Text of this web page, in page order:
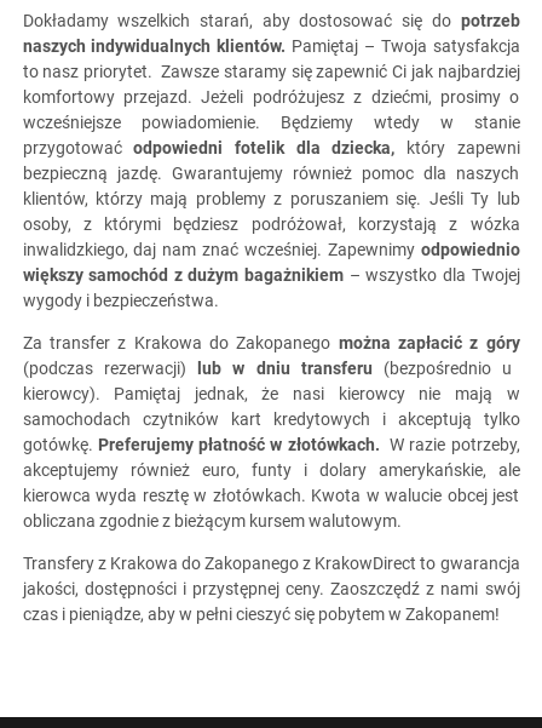
Dokładamy wszelkich starań, aby dostosować się do potrzeb
naszych indywidualnych klientów. Pamiętaj – Twoja satysfakcja
to nasz priorytet. Zawsze staramy się zapewnić Ci jak najbardziej
komfortowy przejazd. Jeżeli podróżujesz z dziećmi, prosimy o
wcześniejsze powiadomienie. Będziemy wtedy w stanie
przygotowaćodpowiedni fotelik dla dziecka, który zapewni
bezpieczną jazdę. Gwarantujemy również pomoc dla naszych
klientów, którzy mają problemy z poruszaniem się. Jeśli Ty lub
osoby, z którymi będziesz podróżował, korzystają z wózka
inwalidzkiego, daj nam znać wcześniej. Zapewnimy odpowiednio
większy samochód z dużym bagażnikiem – wszystko dla Twojej
wygody i bezpieczeństwa.
Za transfer z Krakowa do Zakopanego można zapłacić z góry
(podczas rezerwacji) lub w dniu transferu (bezpośrednio u
kierowcy). Pamiętaj jednak, że nasi kierowcy nie mają w
samochodach czytników kart kredytowych i akceptują tylko
gotówkę. Preferujemy płatność w złotówkach. W razie potrzeby,
akceptujemy również euro, funty i dolary amerykańskie, ale
kierowca wyda resztę w złotówkach. Kwota w walucie obcej jest
obliczana zgodnie z bieżącym kursem walutowym.
Transfery z Krakowa do Zakopanego z KrakowDirect to gwarancja
jakości, dostępności i przystępnej ceny. Zaoszczędź z nami swój
czas i pieniądze, aby w pełni cieszyć się pobytem w Zakopanem!